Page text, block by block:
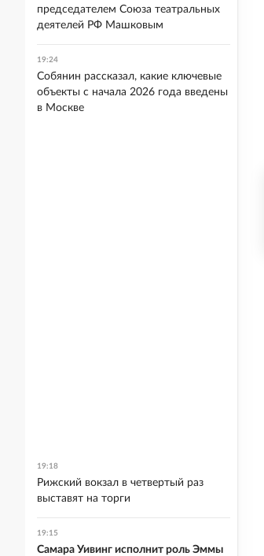
председателем Союза театральных
деятелей РФ Машковым
19:24
Собянин рассказал, какие ключевые
объекты с начала 2026 года введены
в Москве
19:18
Рижский вокзал в четвертый раз
выставят на торги
19:15
Самара Уивинг исполнит роль Эммы